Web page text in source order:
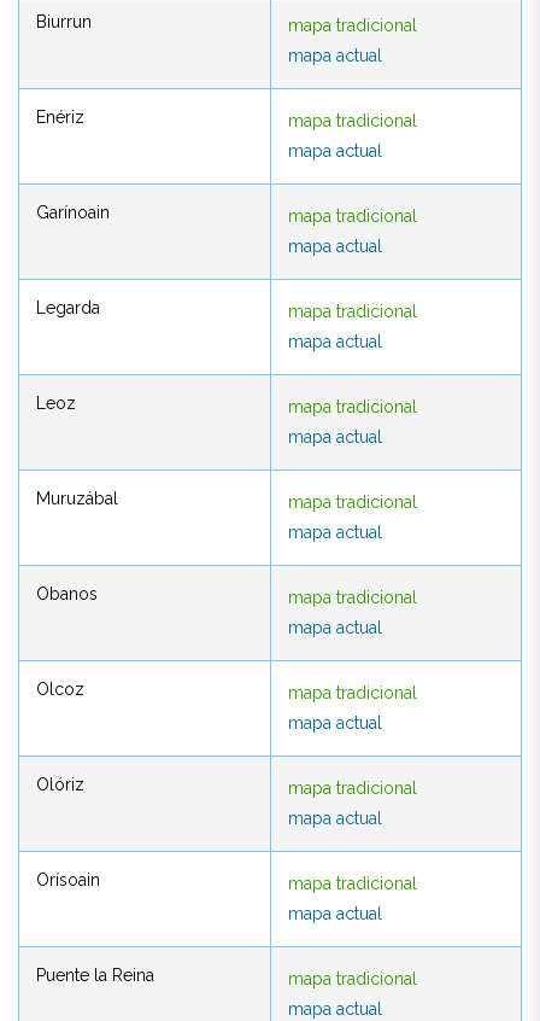
Biurrun
mapa tradicional
mapa actual
Enériz
mapa tradicional
mapa actual
Garínoain
mapa tradicional
mapa actual
Legarda
mapa tradicional
mapa actual
Leoz
mapa tradicional
mapa actual
Muruzábal
mapa tradicional
mapa actual
Obanos
mapa tradicional
mapa actual
Olcoz
mapa tradicional
mapa actual
Olóriz
mapa tradicional
mapa actual
Orísoain
mapa tradicional
mapa actual
Puente la Reina
mapa tradicional
mapa actual
mapa actual
mapa actual
mapa actual
mapa actual
mapa actual
mapa actual
mapa actual
mapa actual
mapa actual
mapa actual
mapa actual